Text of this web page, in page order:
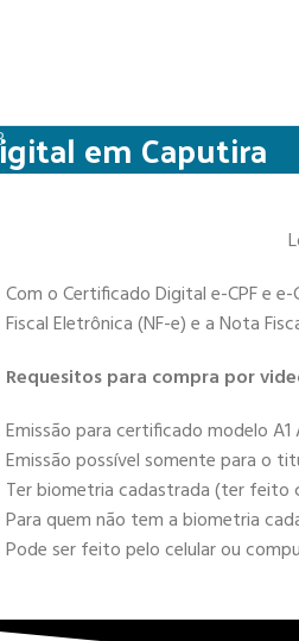
em Caputira
Com o Certificado Digital e-CPF e
Fiscal Eletrônica (NF-e) e a Nota
Requesitos para compra por
Emissão para certificado modelo
Emissão possível somente para o
Ter biometria cadastrada (ter feito
Para quem não tem a biometria
Pode ser feito pelo celular ou